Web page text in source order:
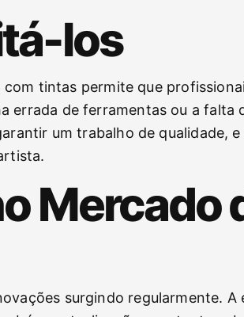
los
tintas permite que
errada de ferramentas ou a falta
um trabalho de qualidade,
Mercado
surgindo regularmente. A